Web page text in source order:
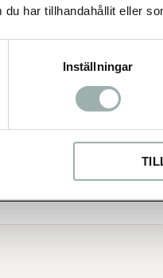
du har tillhandahållit eller
Inställningar
35 870-1090 40-80 1230-